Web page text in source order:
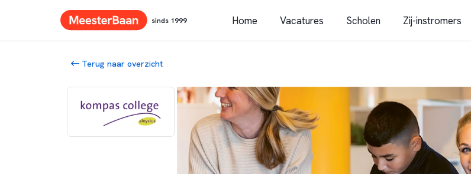
sinds 1999 Home Vacatures Scholen Zij-instromers
Terug naar overzicht